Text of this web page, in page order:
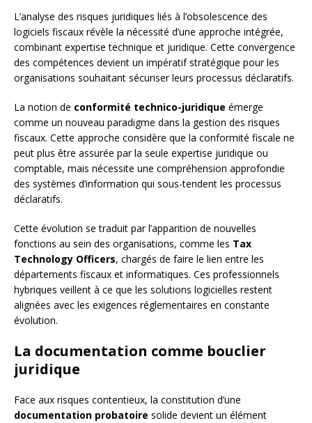
L’analyse des risques juridiques liés à l’obsolescence des
logiciels fiscaux révèle la nécessité d’une approche intégrée,
combinant expertise technique et juridique. Cette convergence
des compétences devient un impératif stratégique pour les
organisations souhaitant sécuriser leurs processus déclaratifs.
La notion de conformité technico-juridique émerge
comme un nouveau paradigme dans la gestion des risques
fiscaux. Cette approche considère que la conformité fiscale ne
peut plus être assurée par la seule expertise juridique ou
comptable, mais nécessite une compréhension approfondie
des systèmes d’information qui sous-tendent les processus
déclaratifs.
Cette évolution se traduit par l’apparition de nouvelles
fonctions au sein des organisations, comme les Tax
Technology Officers, chargés de faire le lien entre les
départements fiscaux et informatiques. Ces professionnels
hybriques veillent à ce que les solutions logicielles restent
alignées avec les exigences réglementaires en constante
évolution.
La documentation comme bouclier
juridique
Face aux risques contentieux, la constitution d’une
documentation probatoire solide devient un élément